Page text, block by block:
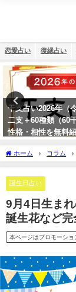
恋愛占い 復縁占い
タロット占い・彼
配…浮気度診断で
ホーム コラム
人や誕生花など完全紹
誕生日占い
9月4日生ま
誕生花など完
本ページはプロモーショ